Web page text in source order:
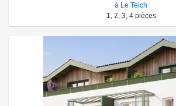
à Le Teich
1
2 3 4 pièces